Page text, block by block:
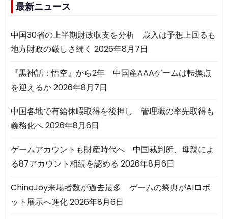
最新ニュース
中国30省の上半期財政収支を分析 歳入は予想上回るも
地方財政の厳しさ続く 2026年8月7日
『黒神話：悟空』から2年 中国産AAAゲームは転換点
を迎えるか2026年8月7日
中国各地で有給休暇取得を後押し 管理職の率先取得も
義務化へ2026年8月6日
ゲームアカウントも財産時代へ 中国裁判所、母親によ
る87アカウント相続を認める 2026年8月6日
ChinaJoy来場者数が過去最多 ゲームの祭典がAIロボ
ット展示へ進化2026年8月6日